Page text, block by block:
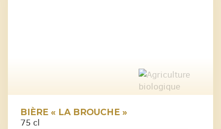
BIÈRE « LA BROUCHE »
75 cl